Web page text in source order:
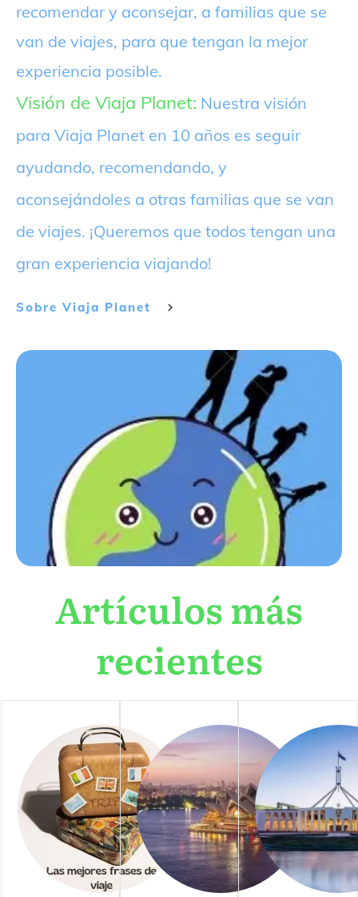
recomendar y aconsejar, a familias que se
van de viajes, para que tengan la mejor
experiencia posible.
Visión de Viaja Planet: Nuestra visión
para Viaja Planet en 10 años es seguir
ayudando, recomendando, y
aconsejándoles a otras familias que se van
de viajes. ¡Queremos que todos tengan una
gran experiencia viajando!
Sobre Viaja Planet
Artículos más
recientes